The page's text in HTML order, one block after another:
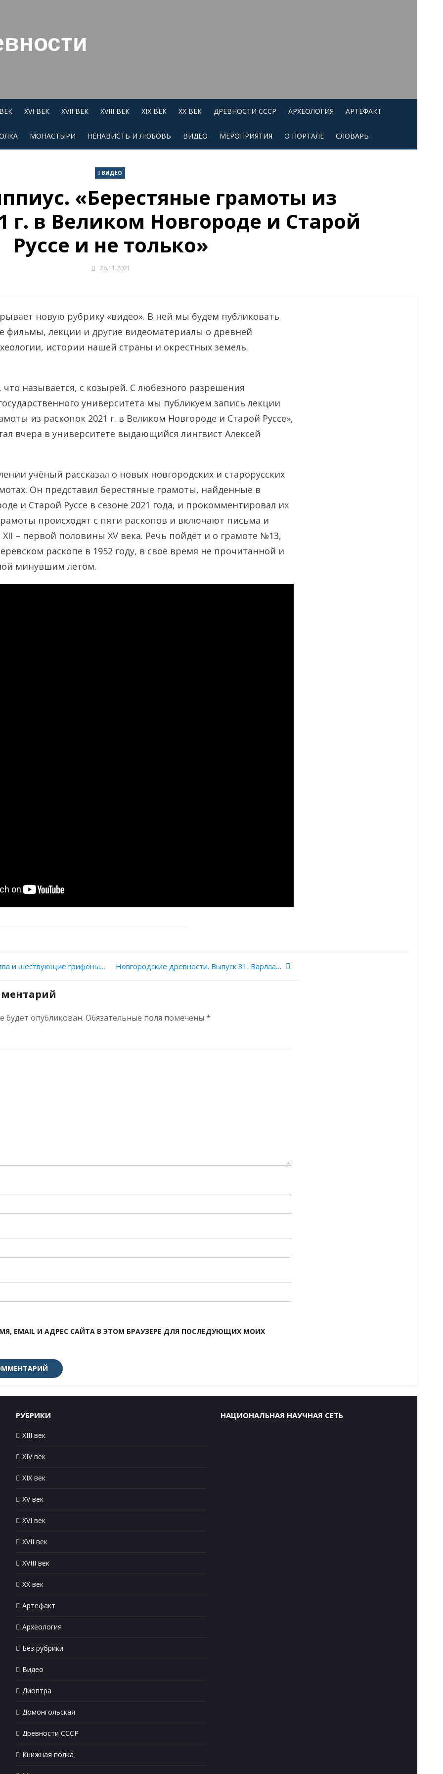
XVI ВЕК XVII ВЕК XVIII ВЕК XIX ВЕК XX ВЕК ДРЕВНОСТИ СССР АРХЕОЛОГИЯ АРТЕФАКТ
МОНАСТЫРИ НЕНАВИСТЬ И ЛЮБОВЬ ВИДЕО МЕРОПРИЯТИЯ О ПОРТАЛЕ СЛОВАРЬ
ВИДЕО
«Берестяные грамоты из
г. в Великом Новгороде и Старой
Руссе и не только»
26.11.2021
новую рубрику «видео». В ней мы будем публиковать
фильмы, лекции и другие видеоматериалы о древней
истории нашей страны и окрестных земель.
называется, с козырей. С любезного разрешения
университета мы публикуем запись лекции
из раскопок 2021 г. в Великом Новгороде и Старой Руссе»,
вчера в университете выдающийся лингвист Алексей
учёный рассказал о новых новгородских и старорусских
Он представил берестяные грамоты, найденные в
и Старой Руссе в сезоне 2021 года, и прокомментировал их
происходят с пяти раскопов и включают письма и
– первой половины XV века. Речь пойдёт и о грамоте №13,
раскопе в 1952 году, в своё время не прочитанной и
минувшим летом.
Среднем Дону найдена накладка с изображением скифских богов Новгородские древности. Выпуск 31: Варлаамо-Хутынский Спасо-Преображенский монастырь
будет опубликован. Обязательные поля помечены *
EMAIL И АДРЕС САЙТА В ЭТОМ БРАУЗЕРЕ ДЛЯ ПОСЛЕДУЮЩИХ МОИХ
РУБРИКИ
XIII век
XIV век
XIX век
XV век
XVI век
XVII век
XVIII век
XX век
Артефакт
Археология
Без рубрики
Видео
Диоптра
Домонгольская
Древности СССР
Книжная полка
НАЦИОНАЛЬНАЯ НАУЧНАЯ СЕТЬ